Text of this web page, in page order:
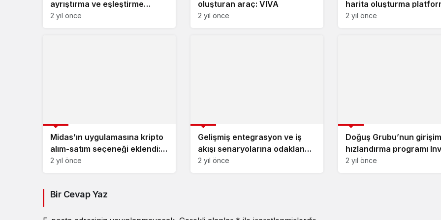
ayrıştırma ve eşleştirme
platformu: Hirize
2 yıl önce
oluşturan araç: VIVA
2 yıl önce
harita oluşturma
Atlas.co
2 yıl önce
Midas’ın uygulamasına kripto
alım-satım seçeneği eklendi:
Midas Kripto
2 yıl önce
Gelişmiş entegrasyon ve iş
akışı senaryolarına odaklanan
yapay zeka destekli platform:
2 yıl önce
Doğuş Grubu’nun girişim
hızlandırma programı
UP’ın yeni dönemine
2 yıl önce
Bir Cevap Yaz